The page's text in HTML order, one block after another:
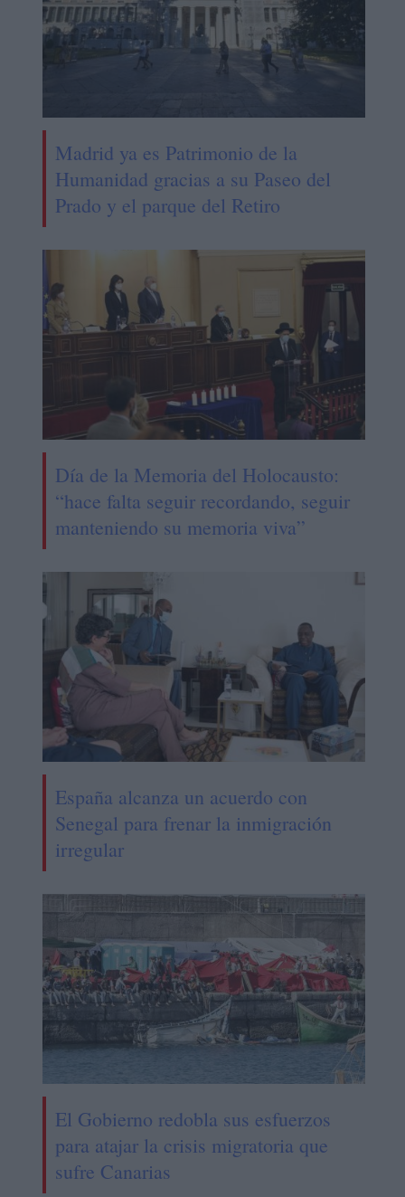
Madrid ya es Patrimonio de la
Humanidad gracias a su Paseo del
Prado y el parque del Retiro
Día de la Memoria del Holocausto:
“hace falta seguir recordando, seguir
manteniendo su memoria viva”
España alcanza un acuerdo con
Senegal para frenar la inmigración
irregular
El Gobierno redobla sus esfuerzos
para atajar la crisis migratoria que
sufre Canarias